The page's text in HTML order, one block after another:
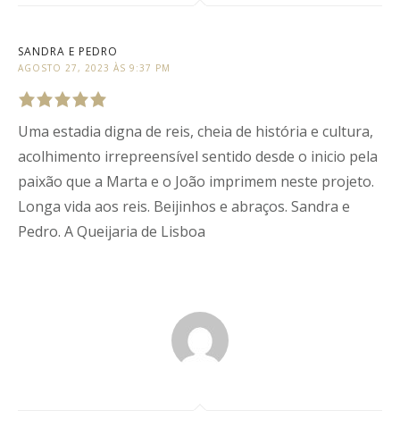
SANDRA E PEDRO
AGOSTO 27, 2023 ÀS 9:37 PM
Rated5out
of5.
Uma estadia digna de reis, cheia de história e cultura,
acolhimento irrepreensível sentido desde o inicio pela
paixão que a Marta e o João imprimem neste projeto.
Longa vida aos reis. Beijinhos e abraços. Sandra e
Pedro. A Queijaria de Lisboa